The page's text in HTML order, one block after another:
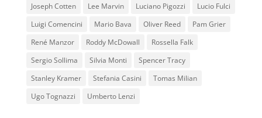
Joseph Cotten
Lee Marvin Luciano Pigozzi
Lucio Fulci
Luigi Comencini
Mario Bava Oliver Reed
Pam Grier
René Manzor
Roddy McDowall
Rossella Falk
Sergio Sollima
Silvia Monti
Spencer Tracy
Stanley Kramer
Stefania Casini
Tomas Milian
Ugo Tognazzi
Umberto Lenzi